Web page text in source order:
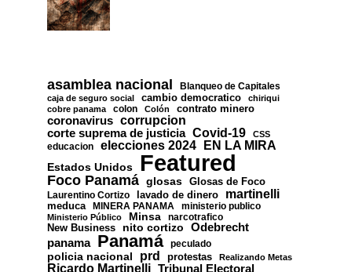
asamblea nacional Blanqueo de Capitales
caja de seguro social cambio democratico
chiriqui
cobre panama
colon Colón contrato minero
coronavirus corrupcion
corte suprema de justicia Covid-19 CSS
educacion elecciones 2024 EN LA MIRA
Estados Unidos Featured
Foco Panamá glosas Glosas de Foco
Laurentino Cortizo lavado de dinero martinelli
meduca MINERA PANAMA ministerio publico
Ministerio Público Minsa
narcotrafico
New Business
nito cortizo Odebrecht
panama Panamá peculado
policia nacional prd protestas Realizando Metas
Ricardo Martinelli Tribunal Electoral